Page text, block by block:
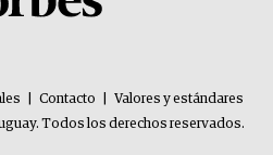
Contacto
Valores y estándares
Todos los derechos reservados.